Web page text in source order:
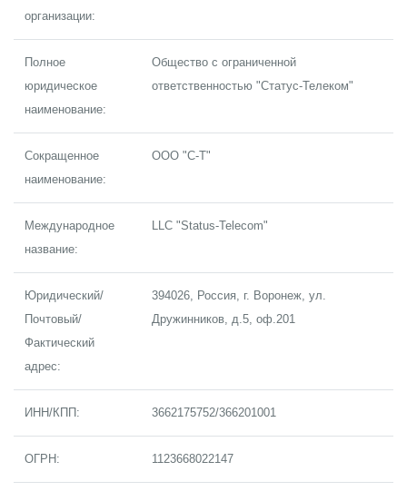
организации:
Полное
юридическое
наименование:
Общество с ограниченной
ответственностью "Статус-Телеком"
Сокращенное
наименование:
ООО "С-Т"
Международное
название:
LLC "Status-Telecom"
Юридический/
Почтовый/
Фактический
адрес:
394026, Россия, г. Воронеж, ул.
Дружинников, д.5, оф.201
ИНН/КПП: 3662175752/366201001
ОГРН: 1123668022147